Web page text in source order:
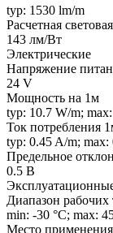
typ: 1530 lm/m
Расчетная
143 лм/Вт
Электрические
Напряжение
24 V
Мощность на 1м
typ: 10.7 W/m;
Ток потребления
typ: 0.45 A/m; max:
Предельное
0.5 В
Диапазон рабочих
min: -30 °C; max:
Место применения